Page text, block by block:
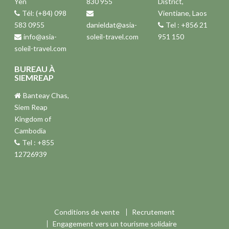
Tél: (+84) 098
583 0955
info@asia-
soleil-travel.com
danieldat@asia-
soleil-travel.com
Vientiane, Laos
Tel : +856 21
951 150
BUREAU À
SIEMREAP
Banteay Chas,
Siem Reap
Kingdom of
Cambodia
Tel : +855
12726939
Conditions de vente
Recrutement
Engagement vers un tourisme solidaire